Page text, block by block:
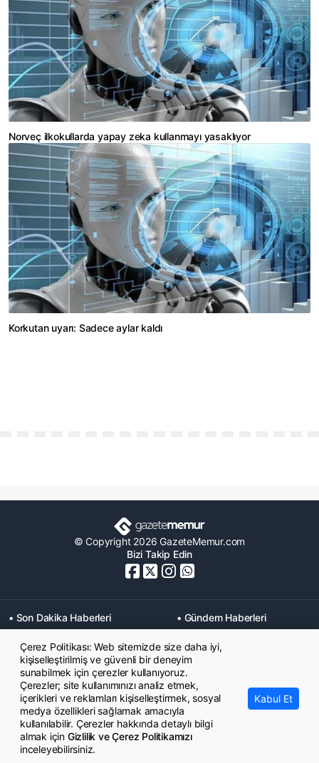
Norveç ilkokullarda yapay zeka kullanmayı yasaklıyor
Korkutan uyarı: Sadece aylar kaldı
© Copyright 2026 GazeteMemur.com
Bizi Takip Edin
• Son Dakika Haberleri
• Gündem Haberleri
• Memurlar Haberleri
• KPSS Haberleri
• Ekonomi Haberleri
• Eğitim Haberleri
• Yaşam Haberleri
• Maaş Verileri Haberleri
• Mahkeme Kararları
Haberleri
Çerez Politikası: Web sitemizde size daha iyi,
kişiselleştirilmiş ve güvenli bir deneyim
sunabilmek için çerezler kullanıyoruz.
Çerezler; site kullanımınızı analiz etmek,
içerikleri ve reklamları kişiselleştirmek, sosyal
medya özellikleri sağlamak amacıyla
kullanılabilir. Çerezler hakkında detaylı bilgi
almak için Gizlilik ve Çerez Politikamızı
inceleyebilirsiniz.
Kabul Et